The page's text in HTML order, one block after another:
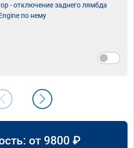
- отключение заднего лямбда
по нему
от 9800 ₽